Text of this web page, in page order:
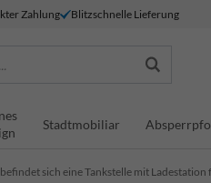
Zahlung Blitzschnelle Lieferung
Stadtmobiliar
sich eine Tankstelle mit